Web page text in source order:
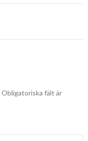
Obligatoriska fält är